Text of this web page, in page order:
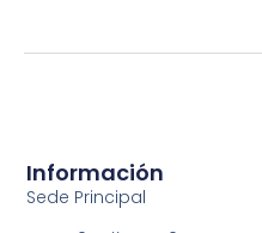
Información
Sede Principal